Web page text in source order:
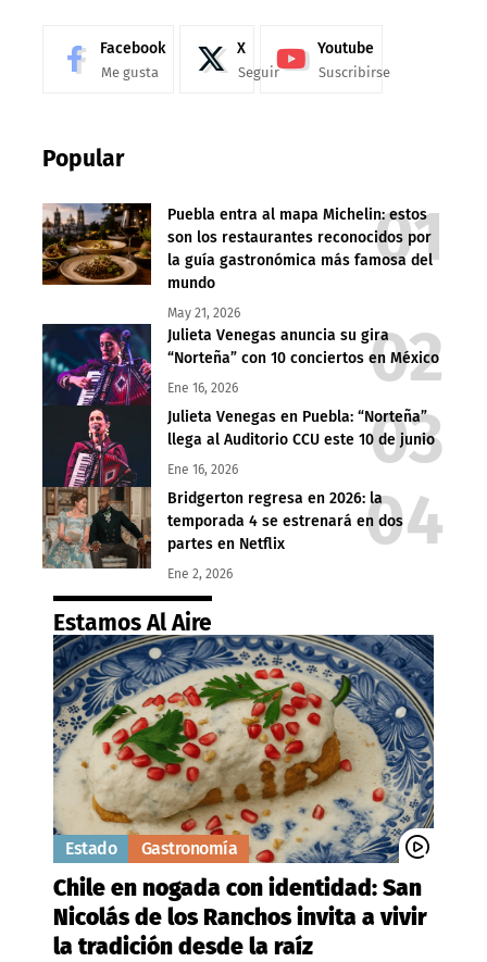
Facebook
Me gusta
X
Seguir
Youtube
Suscribirse
Popular
Puebla entra al mapa Michelin: estos
son los restaurantes reconocidos por
la guía gastronómica más famosa del
mundo
May 21, 2026
Julieta Venegas anuncia su gira
“Norteña” con 10 conciertos en México
Ene 16, 2026
Julieta Venegas en Puebla: “Norteña”
llega al Auditorio CCU este 10 de junio
Ene 16, 2026
Bridgerton regresa en 2026: la
temporada 4 se estrenará en dos
partes en Netflix
Ene 2, 2026
Estamos Al Aire
Estado Gastronomía
Chile en nogada con identidad: San
Nicolás de los Ranchos invita a vivir
la tradición desde la raíz